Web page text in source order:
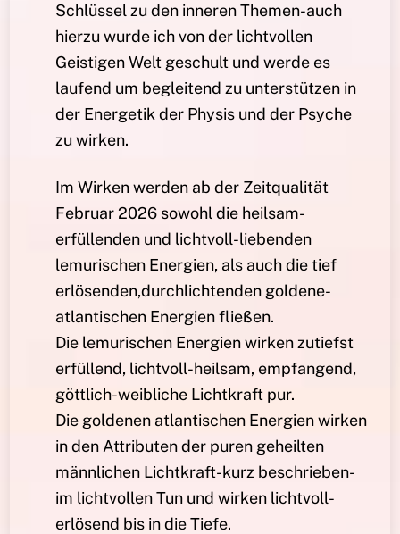
Schlüssel zu den inneren Themen-auch
hierzu wurde ich von der lichtvollen
Geistigen Welt geschult und werde es
laufend um begleitend zu unterstützen in
der Energetik der Physis und der Psyche
zu wirken.
Im Wirken werden ab der Zeitqualität
Februar 2026 sowohl die heilsam-
erfüllenden und lichtvoll-liebenden
lemurischen Energien, als auch die tief
erlösenden,durchlichtenden goldene-
atlantischen Energien fließen.
Die lemurischen Energien wirken zutiefst
erfüllend, lichtvoll-heilsam, empfangend,
göttlich-weibliche Lichtkraft pur.
Die goldenen atlantischen Energien wirken
in den Attributen der puren geheilten
männlichen Lichtkraft-kurz beschrieben-
im lichtvollen Tun und wirken lichtvoll-
erlösend bis in die Tiefe.